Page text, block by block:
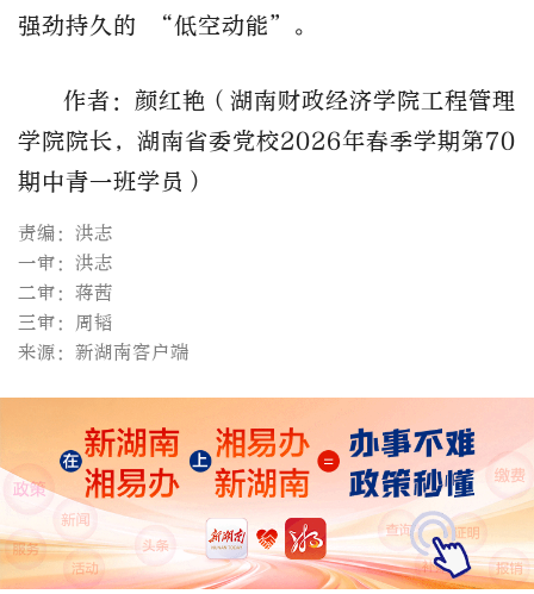
强劲持久的 “低空动能”。
作者：颜红艳（湖南财政经济学院工程管理
学院院长，湖南省委党校2026年春季学期第70
期中青一班学员）
责编：洪志
一审：洪志
二审：蒋茜
三审：周韬
来源：新湖南客户端